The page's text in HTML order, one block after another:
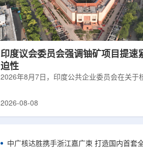
印度议会委员会强调铀矿项目提速
迫性
2026年8月7日，印度公共企业委员会在关于
建项目将产量翻倍，但委员会认为该时间表
将拉长进口燃料战略敏感期。目前PHWR机
25GWe年需U3O8约5400吨，UCIL仅能满足
2026-08-08
中广核达胜携手浙江嘉广束 打造国内首套